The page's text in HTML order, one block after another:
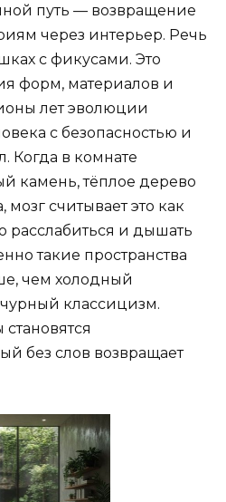
путь — возвращение
через интерьер. Речь
с фикусами. Это
форм, материалов и
лет эволюции
с безопасностью и
Когда в комнате
камень, тёплое дерево
считывает это как
расслабиться и дышать
такие пространства
чем холодный
классицизм.
без слов возвращает